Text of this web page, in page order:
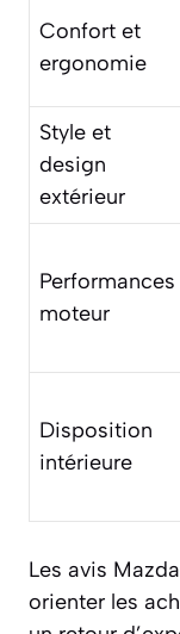
Confort et
ergonomie
Style et
design
extérieur
Performances
moteur
Disposition
intérieure
Les avis
orienter les